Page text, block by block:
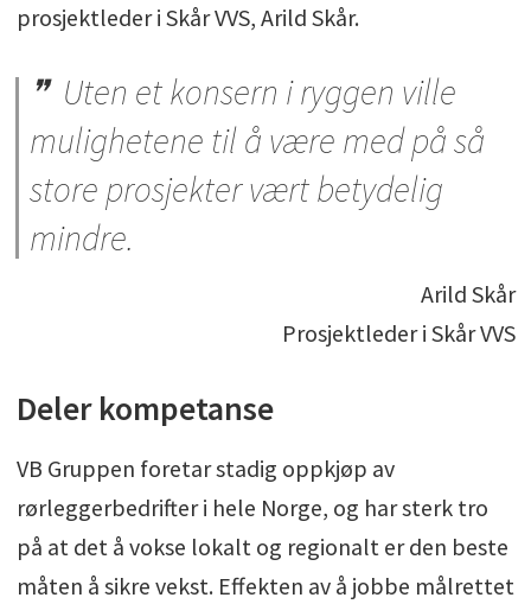
prosjektleder i Skår VVS, Arild Skår.
Uten et konsern i ryggen ville
mulighetene til å være med på så
store prosjekter vært betydelig
mindre.
Arild Skår
Prosjektleder i Skår VVS
Deler kompetanse
VB Gruppen foretar stadig oppkjøp av
rørleggerbedrifter i hele Norge, og har sterk tro
på at det å vokse lokalt og regionalt er den beste
måten å sikre vekst. Effekten av å jobbe målrettet